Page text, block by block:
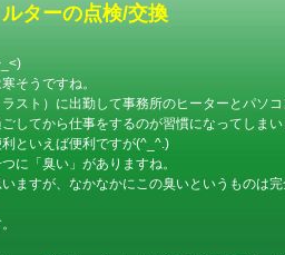
ターの点検/交換
そうですね。
スト）に出勤して事務所のヒーターとパソ
してから仕事をするのが習慣になってしまい
といえば便利ですが(^_^.)
に「臭い」がありますね。
ますが、なかなかにこの臭いというものは